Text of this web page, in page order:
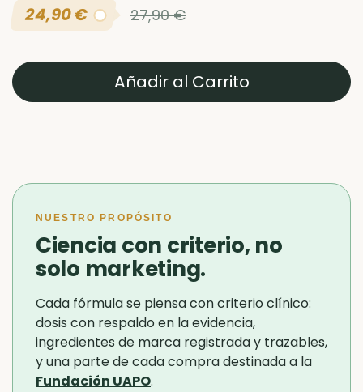
Precio normal
24,90 € Precio rebajado
27,90 €
Añadir al Carrito
NUESTRO PROPÓSITO
Ciencia con criterio, no
solo marketing.
Cada fórmula se piensa con criterio clínico:
dosis con respaldo en la evidencia,
ingredientes de marca registrada y trazables,
y una parte de cada compra destinada a la
Fundación UAPO.